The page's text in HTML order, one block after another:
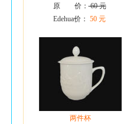
原 价：60 元
Edehua价： 50 元
两件杯